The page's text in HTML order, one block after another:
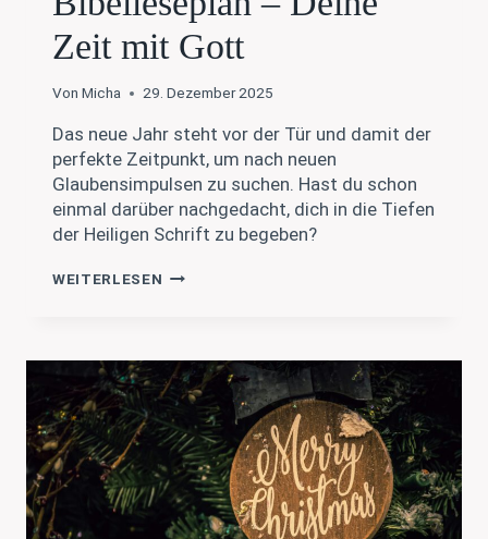
Zeit mit Gott
Von Micha 29. Dezember 2025
Das neue Jahr steht vor der Tür und damit der
perfekte Zeitpunkt, um nach neuen
Glaubensimpulsen zu suchen. Hast du schon
einmal darüber nachgedacht, dich in die Tiefen
der Heiligen Schrift zu begeben?
WEITERLESEN BIBELLESEPLAN
MIT
GOTT